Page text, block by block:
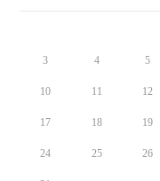
3 4 5
10 11 12
17 18 19
24 25 26